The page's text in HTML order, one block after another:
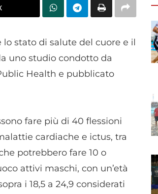
lo stato di salute del cuore e il
uno studio condotto da
Health e pubblicato
fare più di 40 flessioni
cardiache e ictus, tra
potrebbero fare 10 o
attivi maschi, con un’età
i 18,5 a 24,9 considerati